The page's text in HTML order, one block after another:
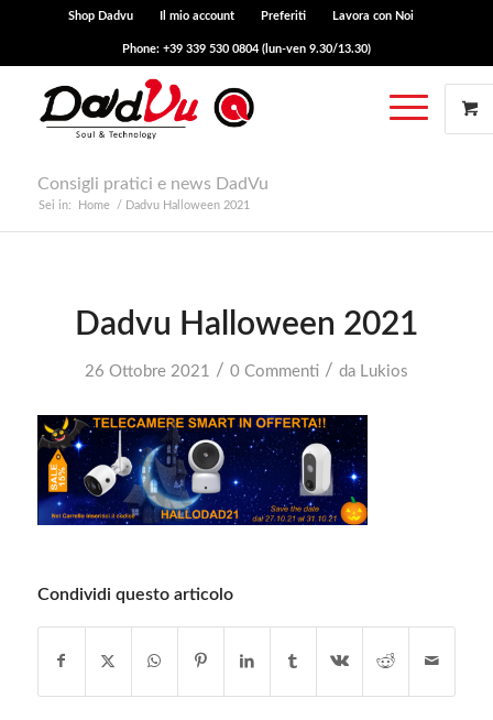
Shop Dadvu Il mio account Preferiti Lavora con Noi
Phone: +39 339 530 0804 (lun-ven 9.30/13.30)
Consigli pratici e news DadVu
Sei in: Home / Dadvu Halloween 2021
Dadvu Halloween 2021
26 Ottobre 2021 / 0 Commenti / da Lukios
Condividi questo articolo